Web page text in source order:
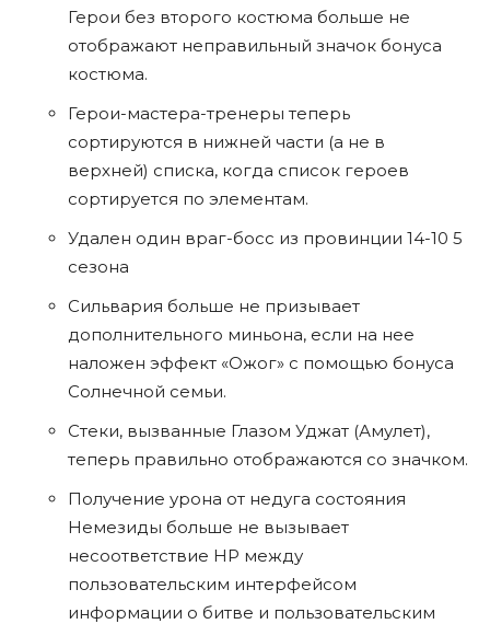
Герои без второго костюма больше не
отображают неправильный значок бонуса
костюма.
Герои-мастера-тренеры теперь
сортируются в нижней части (а не в
верхней) списка, когда список героев
сортируется по элементам.
Удален один враг-босс из провинции 14-10 5
сезона
Сильвария больше не призывает
дополнительного миньона, если на нее
наложен эффект «Ожог» с помощью бонуса
Солнечной семьи.
Стеки, вызванные Глазом Уджат (Амулет),
теперь правильно отображаются со значком.
Получение урона от недуга состояния
Немезиды больше не вызывает
несоответствие HP между
пользовательским интерфейсом
информации о битве и пользовательским